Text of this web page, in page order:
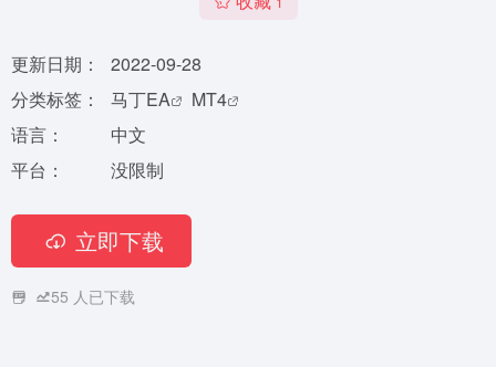
更新日期：
2022-09-28
分类标签：
马丁EA
MT4
语言：
中文
平台：
没限制
立即下载
55 人已下载